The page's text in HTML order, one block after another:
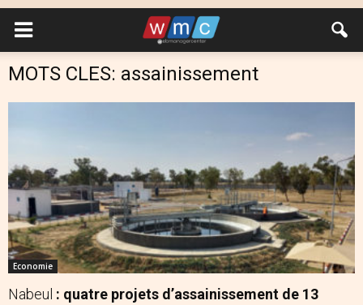
MOTS CLES: assainissement
Economie
Nabeul : quatre projets d’assainissement de 13